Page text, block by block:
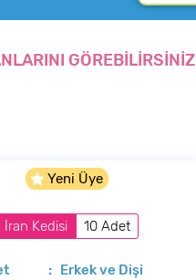
GÖREBİLİRSİNİZ
Yeni Üye
İran Kedisi 10 Adet
: Erkek ve Dişi